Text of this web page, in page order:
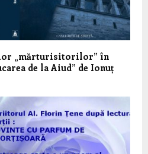
„mărturisitorilor” în
de la Aiud” de Ionuț